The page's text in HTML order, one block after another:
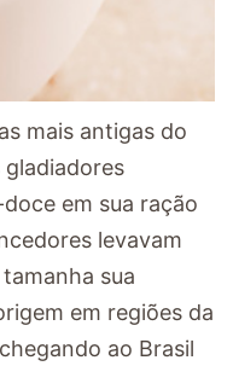
mais antigas do
em sua ração
levavam
sua
em regiões da
ao Brasil